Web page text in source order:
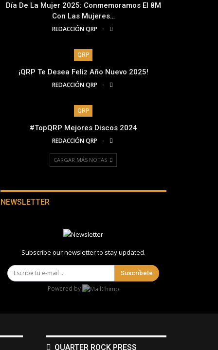
Día De La Mujer 2025: Conmemoramos El 8M
Con Las Mujeres…
REDACCIÓN QRP
QRP
¡QRP Te Desea Feliz Año Nuevo 2025!
REDACCIÓN QRP
QRP
#TopQRP Mejores Discos 2024
REDACCIÓN QRP
CARGAR MÁS NOTAS
NEWSLETTER
Subscribe our newsletter to stay updated.
Suscríbete
Powered by
QUARTER ROCK PRESS